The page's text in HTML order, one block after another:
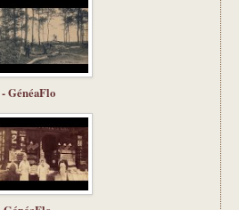
GénéaFlo